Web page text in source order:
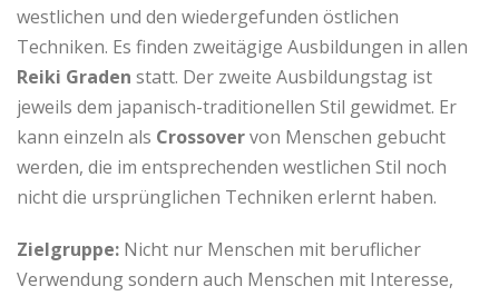
westlichen und den wiedergefunden östlichen
Techniken. Es finden zweitägige Ausbildungen in allen
Reiki Graden statt. Der zweite Ausbildungstag ist
jeweils dem japanisch-traditionellen Stil gewidmet. Er
kann einzeln als Crossovervon Menschen gebucht
werden, die im entsprechenden westlichen Stil noch
nicht die ursprünglichen Techniken erlernt haben.
Zielgruppe: Nicht nur Menschen mit beruflicher
Verwendung sondern auch Menschen mit Interesse,